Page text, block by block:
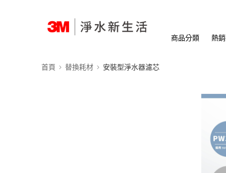
商品分類 熱
首頁 替換耗材 安裝型淨水器濾芯